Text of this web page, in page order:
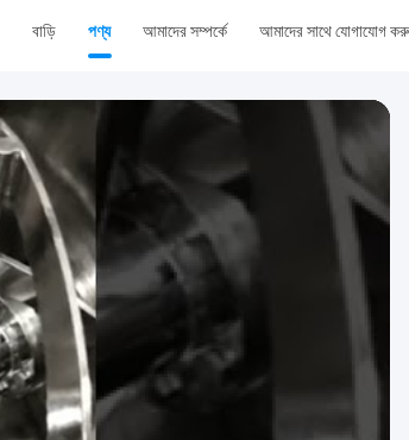
বাড়ি পণ্য আমাদের সম্পর্কে আমাদের সাথে যোগাযোগ